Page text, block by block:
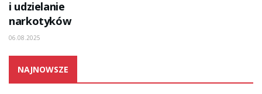
i udzielanie
narkotyków
06.08.2025
NAJNOWSZE